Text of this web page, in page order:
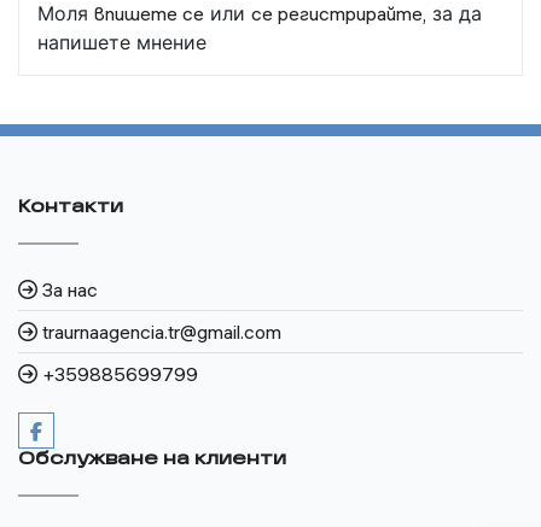
Моля впишете се или се регистрирайте, за да
напишете мнение
Контакти
За нас
traurnaagencia.tr@gmail.com
+359885699799
Обслужване на клиенти